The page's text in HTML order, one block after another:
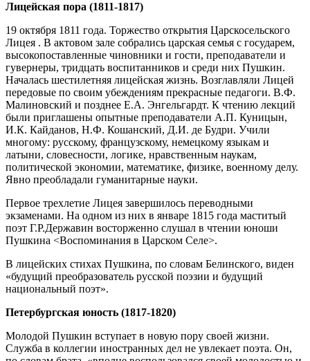
Лицейская пора (1811-1817)
19 октября 1811 года. Торжество открытия Царскосельского
Лицея . В актовом зале собрались царская семья с государем,
высокопоставленные чиновники и гости, преподаватели и
гувернеры, тридцать воспитанников и среди них Пушкин.
Началась шестилетняя лицейская жизнь. Возглавляли Лицей
передовые по своим убеждениям прекрасные педагоги. В.Ф.
Малиновский и позднее Е.А. Энгельгардт. К чтению лекций
были приглашены опытные преподаватели А.П. Куницын,
И.К. Кайданов, Н.Ф. Кошанский, Д.И. де Будри. Учили
многому: русскому, французскому, немецкому языкам и
латыни, словесности, логике, нравственным наукам,
политической экономии, математике, физике, военному делу.
Явно преобладали гуманитарные науки.
Первое трехлетие Лицея завершилось переводными
экзаменами. На одном из них в январе 1815 года маститый
поэт Г.Р.Державин восторженно слушал в чтении юноши
Пушкина <Воспоминания в Царском Селе>.
В лицейских стихах Пушкина, по словам Белинского, виден
«будущий преобразователь русской поэзии и будущий
национальный поэт».
Петербургская юность (1817-1820)
Молодой Пушкин вступает в новую пору своей жизни.
Служба в коллегии иностранных дел не увлекает поэта. Он,